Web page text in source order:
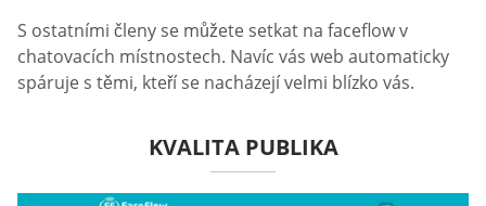
S ostatními členy se můžete setkat na faceflow v
chatovacích místnostech. Navíc vás web automaticky
spáruje s těmi, kteří se nacházejí velmi blízko vás.
KVALITA PUBLIKA